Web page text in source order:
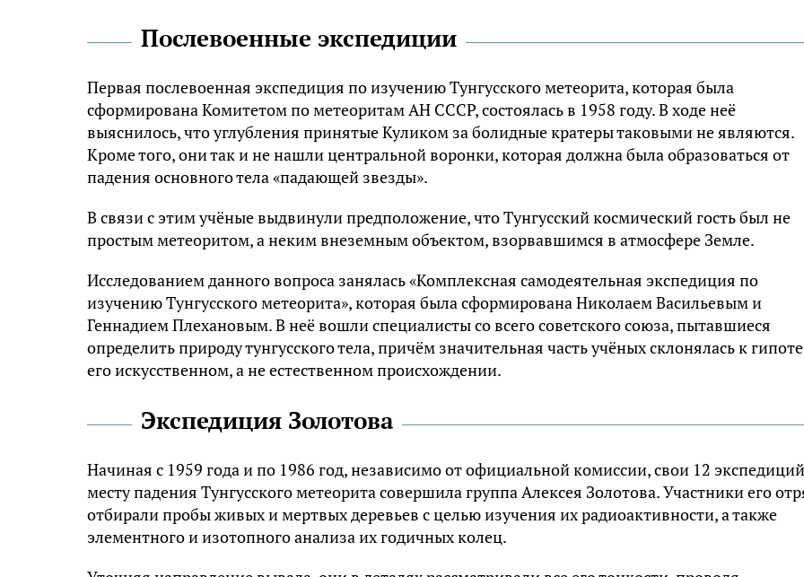
Послевоенные экспедиции
Первая послевоенная экспедиция по изучению Тунгусского метеорита, которая была
сформирована Комитетом по метеоритам АН СССР, состоялась в 1958 году. В ходе неё
выяснилось, что углубления принятые Куликом за болидные кратеры таковыми не являются.
Кроме того, они так и не нашли центральной воронки, которая должна была образоваться от
падения основного тела «падающей звезды».
В связи с этим учёные выдвинули предположение, что Тунгусский космический гость был не
простым метеоритом, а неким внеземным объектом, взорвавшимся в атмосфере Земле.
Исследованием данного вопроса занялась «Комплексная самодеятельная экспедиция по
изучению Тунгусского метеорита», которая была сформирована Николаем Васильевым и
Геннадием Плехановым. В неё вошли специалисты со всего советского союза, пытавшиеся
определить природу тунгусского тела, причём значительная часть учёных склонялась к
его искусственном, а не естественном происхождении.
Экспедиция Золотова
Начиная с 1959 года и по 1986 год, независимо от официальной комиссии, свои 12
месту падения Тунгусского метеорита совершила группа Алексея Золотова. Участники его
отбирали пробы живых и мертвых деревьев с целью изучения их радиоактивности, а также
элементного и изотопного анализа их годичных колец.